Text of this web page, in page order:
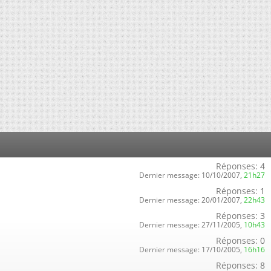
Réponses: 4
Dernier message: 10/10/2007, 21h27
Réponses: 1
Dernier message: 20/01/2007, 22h43
Réponses: 3
Dernier message: 27/11/2005, 10h43
Réponses: 0
Dernier message: 17/10/2005, 16h16
Réponses: 8